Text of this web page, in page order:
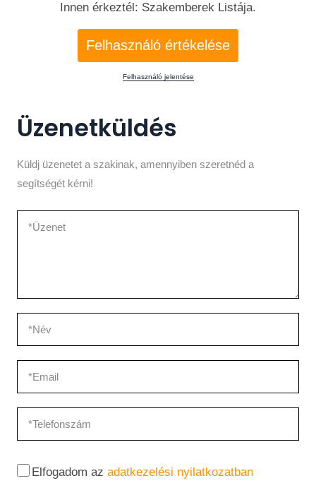
Innen érkeztél: Szakemberek Listája.
Felhasználó értékelése
Felhasználó jelentése
Üzenetküldés
Küldj üzenetet a szakinak, amennyiben szeretnéd a
segítségét kérni!
Elfogadom az adatkezelési nyilatkozatban